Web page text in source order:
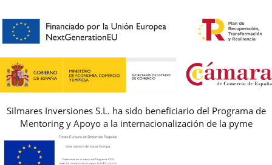
AVISO LEGAL, PRIVACIDAD Y COOKIES
REBAJAS
PREGUNTAS FRECUENTES
Silmares Inversiones S.L. ha sido beneficiario del Programa de
Mentoring y Apoyo a la internacionalización de la pyme